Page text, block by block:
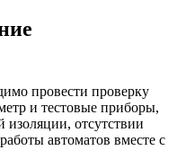
провести проверку
и тестовые приборы,
изоляции, отсутствии
автоматов вместе с